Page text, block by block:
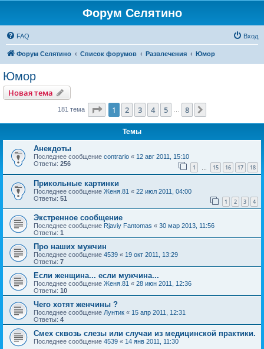
Форум Селятино
FAQ Вход
Форум Селятино Список форумов Развлечения Юмор
Юмор
Новая тема
181 тема Страница из
1 2 3 4 5 8
Темы
Анекдоты
Последнее сообщение contrario « 12 авг 2011, 15:10
Ответы: 256 1 … 15 16 17 18
Прикольные картинки
Последнее сообщение Женя.81 « 22 июл 2011, 04:00
Ответы: 51 1 2 3 4
Экстренное сообщение
Последнее сообщение Rjaviy Fantomas « 30 мар 2013, 11:56
Ответы: 1
Про наших мужчин
Последнее сообщение 4539 « 19 окт 2011, 13:29
Ответы: 7
Если женщина... если мужчина...
Последнее сообщение Женя.81 « 28 июн 2011, 12:36
Ответы: 10
Чего хотят женчины ?
Последнее сообщение Лунтик « 15 апр 2011, 12:31
Ответы: 4
Смех сквозь слезы или случаи из медицинской практики.
Последнее сообщение 4539 « 14 янв 2011, 11:30